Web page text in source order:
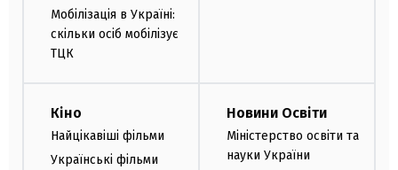
Мобілізація в Україні:
скільки осіб мобілізує
ТЦК
Кіно
Найцікавіші фільми
Українські фільми
Новини Освіти
Міністерство освіти та
науки України